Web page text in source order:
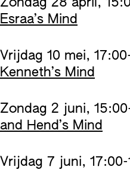
Zondag 28 april,
Esraa’s Mind
Vrijdag 10 mei,
Kenneth’s Mind
Zondag 2 juni,
and Hend’s Mind
Vrijdag 7 juni,